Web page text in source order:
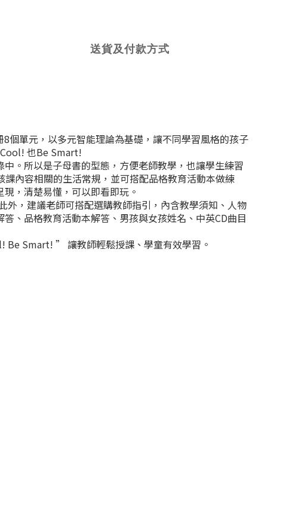
送貨及付款方式
單元，以多元智能理論為基礎，讓不同學習風格的孩子
也Be Smart!
。所以是子母書的型態，方便老師教學，也讓學生練習
內容相關的生活常規，並可搭配品格教育活動本做練
，清楚易懂，可以即看即玩。
，建議老師可搭配選購教師指引，內含教學須知、人物
、品格教育活動本解答、男孩與女孩姓名、中英CD曲目
Smart! ” 讓教師輕鬆授課、學童有效學習。